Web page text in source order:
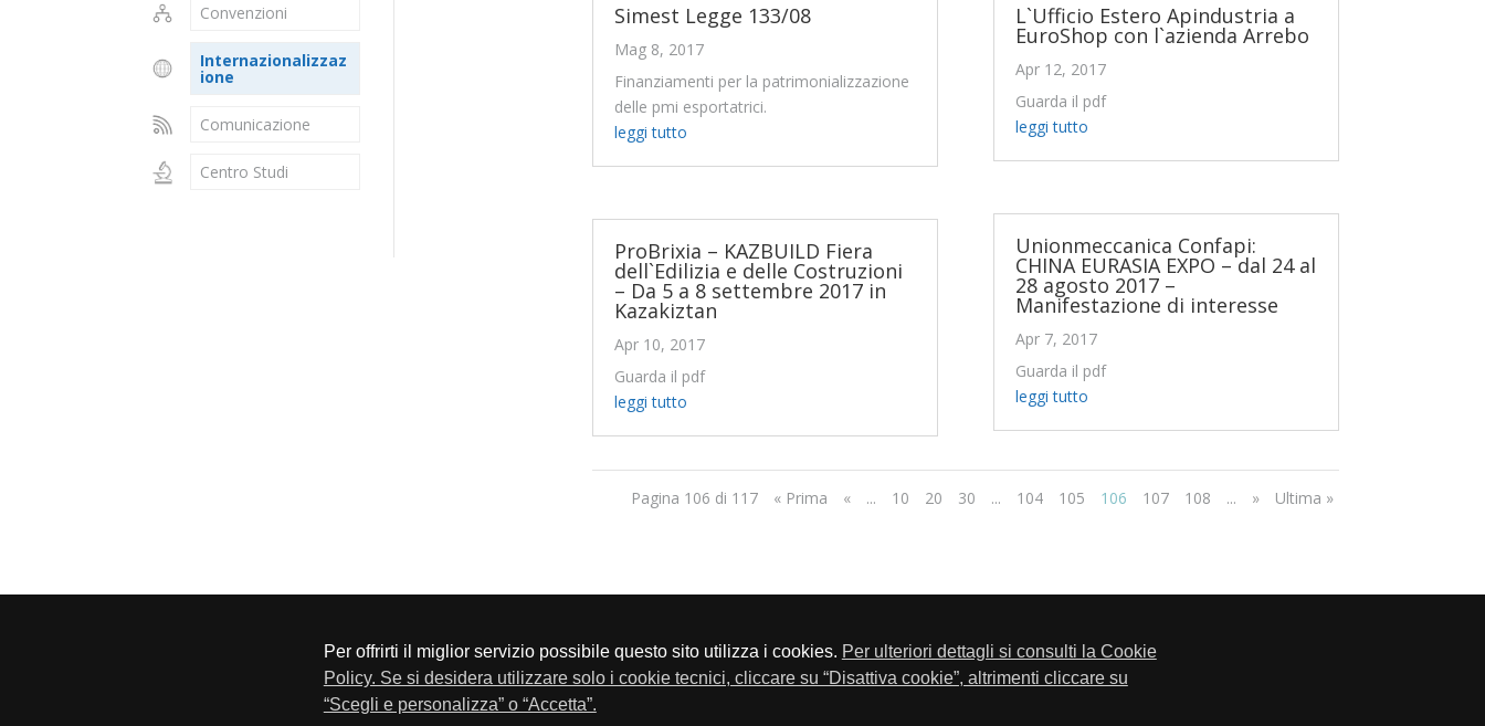
Per offrirti il miglior servizio possibile questo sito utilizza i cookies. Per ulteriori dettagli si consulti la Cookie
Policy. Se si desidera utilizzare solo i cookie tecnici, cliccare su “Disattiva cookie”, altrimenti cliccare su
“Scegli e personalizza” o “Accetta”.
Convenzioni
Internazionalizzaz
ione
Comunicazione
Centro Studi
Simest Legge 133/08
Mag 8, 2017
Finanziamenti per la patrimonializzazione
delle pmi esportatrici.
leggi tutto
ProBrixia – KAZBUILD Fiera
dell`Edilizia e delle Costruzioni
– Da 5 a 8 settembre 2017 in
Kazakiztan
Apr 10, 2017
Guarda il pdf
leggi tutto
L`Ufficio Estero Apindustria a
EuroShop con l`azienda Arrebo
Apr 12, 2017
Guarda il pdf
leggi tutto
Unionmeccanica Confapi:
CHINA EURASIA EXPO – dal 24 al
28 agosto 2017 –
Manifestazione di interesse
Apr 7, 2017
Guarda il pdf
leggi tutto
Pagina 106 di 117 « Prima « ... 10 20 30 ... 104 105 106 107 108 ... » Ultima »
Via F.Lippi, 30 25134 Brescia P.Iva 01548020179 - Telefono 030-23076 - Fax 030-2304108